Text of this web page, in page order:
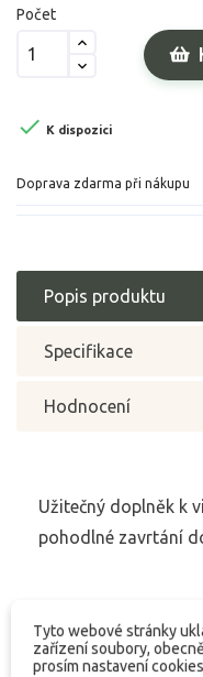
Počet
 K dispozici
Doprava zdarma při nákupu
Popis produktu
Specifikace
Hodnocení
Užitečný doplněk k
pohodlné zavrtání
Tyto webové stránky
zařízení soubory,
prosím nastavení